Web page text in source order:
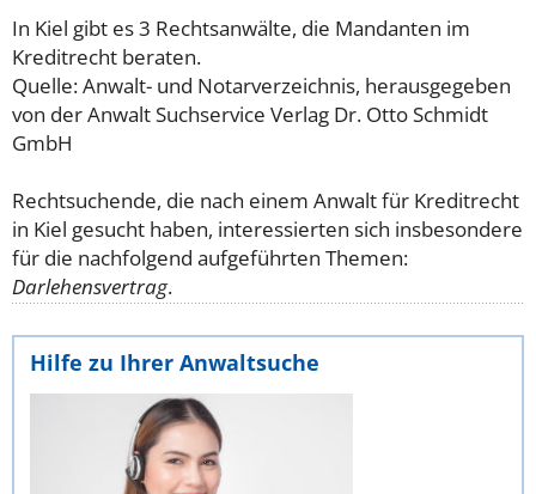
In Kiel gibt es 3 Rechtsanwälte, die Mandanten im
Kreditrecht beraten.
Quelle: Anwalt- und Notarverzeichnis, herausgegeben
von der Anwalt Suchservice Verlag Dr. Otto Schmidt
GmbH
Rechtsuchende, die nach einem Anwalt für Kreditrecht
in Kiel gesucht haben, interessierten sich insbesondere
für die nachfolgend aufgeführten Themen:
Darlehensvertrag.
Hilfe zu Ihrer Anwaltsuche